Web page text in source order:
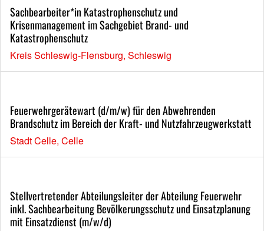
Sachbearbeiter*in Katastrophenschutz und
Krisenmanagement im Sachgebiet Brand- und
Katastrophenschutz
Kreis Schleswig-Flensburg, Schleswig
Feuerwehrgerätewart (d/m/w) für den Abwehrenden
Brandschutz im Bereich der Kraft- und Nutzfahrzeugwerkstatt
Stadt Celle, Celle
Stellvertretender Abteilungsleiter der Abteilung Feuerwehr
inkl. Sachbearbeitung Bevölkerungsschutz und Einsatzplanung
mit Einsatzdienst (m/w/d)